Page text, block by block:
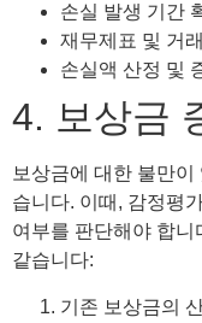
손실 발생 기간
재무제표 및 거
손실액 산정 및
4. 보상금
보상금에 대한 불만
습니다. 이때, 감정평
여부를 판단해야 합
같습니다:
기존 보상금의